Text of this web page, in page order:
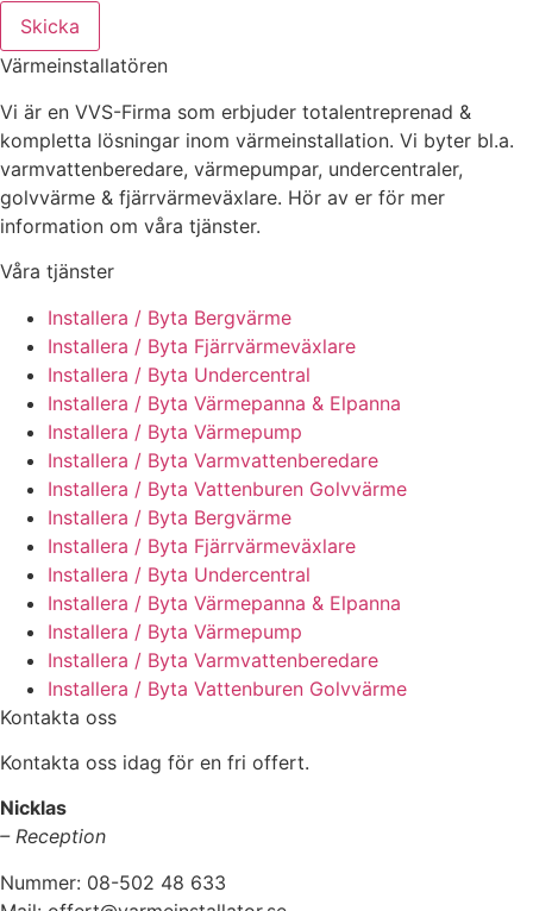
Skicka
Värmeinstallatören
Vi är en VVS-Firma som erbjuder totalentreprenad &
kompletta lösningar inom värmeinstallation. Vi byter bl.a.
varmvattenberedare, värmepumpar, undercentraler,
golvvärme & fjärrvärmeväxlare. Hör av er för mer
information om våra tjänster.
Våra tjänster
Installera / Byta Bergvärme
Installera / Byta Fjärrvärmeväxlare
Installera / Byta Undercentral
Installera / Byta Värmepanna & Elpanna
Installera / Byta Värmepump
Installera / Byta Varmvattenberedare
Installera / Byta Vattenburen Golvvärme
Installera / Byta Bergvärme
Installera / Byta Fjärrvärmeväxlare
Installera / Byta Undercentral
Installera / Byta Värmepanna & Elpanna
Installera / Byta Värmepump
Installera / Byta Varmvattenberedare
Installera / Byta Vattenburen Golvvärme
Kontakta oss
Kontakta oss idag för en fri offert.
Nicklas
– Reception
Nummer: 08-502 48 633